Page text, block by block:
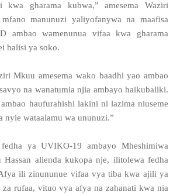
kwa gharama kubwa,” amesema Waziri
manunuzi yaliyofanywa na maafisa
ambao wamenunua vifaa kwa gharama
halisi ya soko.
Mkuu amesema wako baadhi yao ambao
na wanatumia njia ambayo haikubaliki.
haufurahishi lakini ni lazima niuseme
nyie wataalamu wa ununuzi.”
ya UVIKO-19 ambayo Mheshimiwa
Hassan alienda kukopa nje, ilitolewa fedha
ili zinununue vifaa vya tiba kwa ajili ya
rufaa, vituo vya afya na zahanati kwa nia